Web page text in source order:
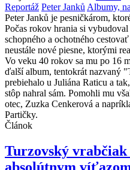
Reportáž Peter Janků Albumy,
Peter Janků je pesničkárom,
Počas rokov hrania si
schopného a ochotného
neustále nové piesne, ktorými
Vo veku 40 rokov sa mu po 16
ďalší album, tentokrát nazvaný
prebiehalo u Juliána Raticu a
stôp nahral sám. Pomohli mu
otec, Zuzka Cenkerová a
Partičky.
Článok
Turzovský vrabčiak
absolútnym